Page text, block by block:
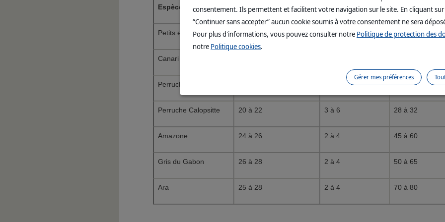
Espèces Incubation en jours Nombre d’œufs Sevrage en
Petits exotiques 12 à 14 3 à 8 14 à 20
Canari
Perruche ondulée 23 à 27
Perruche Calopsitte 20 à 22 3 à 6 28 à 32
Amazone 24 à 26 2 à 4 45 à 60
Gris du Gabon 26 à 28 2 à 4 50 à 65
Ara 25 à 28 2 à 4 70 à 80
consentement. Ils permettent et facilitent votre navigation sur le site. En cliquant sur
“Continuer sans accepter” aucun cookie soumis à votre consentement ne sera
Pour plus d'informations, vous pouvez consulter notre Politique de protection des
notre Politique cookies.
Gérer mes préférences